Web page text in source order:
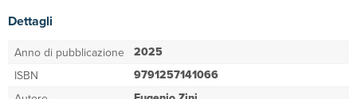
Dettagli
Anno di pubblicazione 2025
ISBN 9791257141066